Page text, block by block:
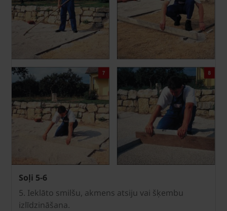
Soļi 5-6
5. Ieklāto smilšu, akmens atsiju vai šķembu
izlīdzināšana.